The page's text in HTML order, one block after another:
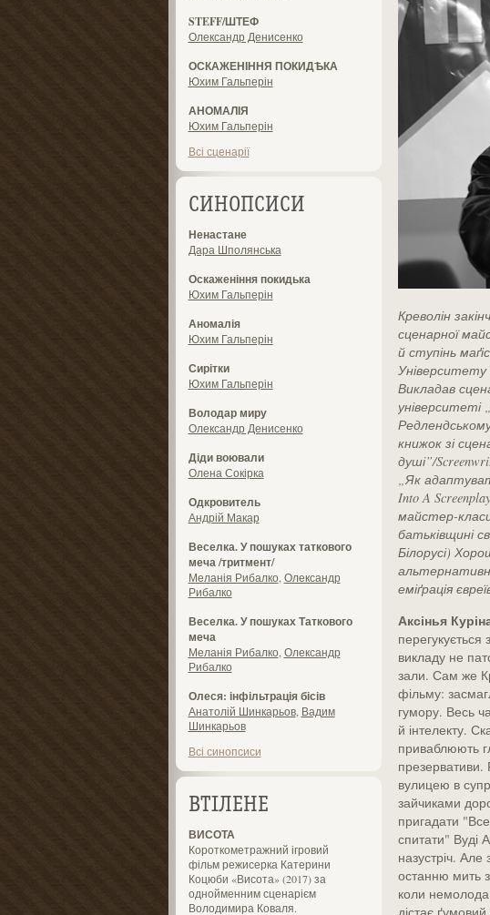
STEFF/ШТЕФ
Олександр Денисенко
ОСКАЖЕНІННЯ ПОКИДѢКА
Юхим Гальперін
АНОМАЛІЯ
Юхим Гальперін
Всі сценарії
СИНОПСИСИ
Ненастане
Дара Шполянська
Оскаженіння покидька
Юхим Гальперін
Аномалія
Юхим Гальперін
Сирітки
Юхим Гальперін
Володар миру
Олександр Денисенко
Діди воювали
Олена Сокірка
Одкровитель
Андрій Макар
Веселка. У пошуках таткового
меча /тритмент/
Меланія Рибалко Олександр
Рибалко
Веселка. У пошуках Таткового
меча
Меланія Рибалко Олександр
Рибалко
Олеся: інфільтрація бісів
Анатолій Шинкарьов, Вадим
Шинкарьов
Всі синопсиси
ВТІЛЕНЕ
ВИСОТА
Короткометражний ігровий
фільм режисерка Катерини
Коцюби «Висота» (2017) за
однойменним сценарієм
Володимира Коваля.
Креволін
сценарної
й ступінь
Університету
Викладав
університеті
книжок зі
душі”/
„Як
Into A
майстер-
батьківщині
Білорусі)
еміґрація
Аксінья
викладу не
зали. Сам же
фільму:
гумору. Весь
й інтелекту.
приваблюють
презервативи.
вулицею в
зайчиками
пригадати
спитати" Вуді
назустріч.
останню мить
коли немолода